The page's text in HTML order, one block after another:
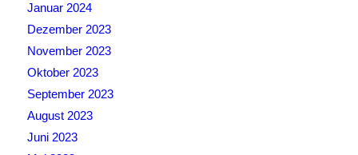
Januar 2024
Dezember 2023
November 2023
Oktober 2023
September 2023
August 2023
Juni 2023